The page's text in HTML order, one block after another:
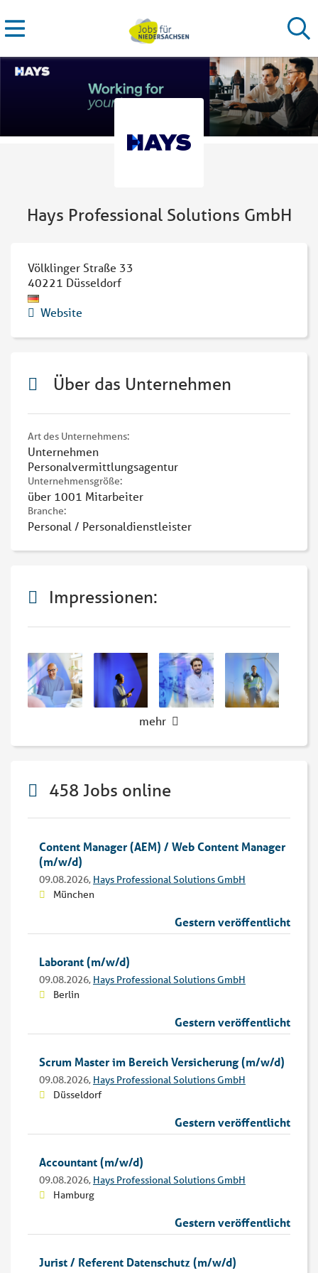
Hays Professional Solutions GmbH
Völklinger Straße 33
40221 Düsseldorf
Website
Über das Unternehmen
Art des Unternehmens:
Unternehmen
Personalvermittlungsagentur
Unternehmensgröße:
über 1001 Mitarbeiter
Branche:
Personal / Personaldienstleister
Impressionen:
mehr
458 Jobs online
Content Manager (AEM) / Web Content Manager
(m/w/d)
09.08.2026, Hays Professional Solutions GmbH
München
Gestern veröffentlicht
Laborant (m/w/d)
09.08.2026, Hays Professional Solutions GmbH
Berlin
Gestern veröffentlicht
Scrum Master im Bereich Versicherung (m/w/d)
09.08.2026, Hays Professional Solutions GmbH
Düsseldorf
Gestern veröffentlicht
Accountant (m/w/d)
09.08.2026, Hays Professional Solutions GmbH
Hamburg
Gestern veröffentlicht
Jurist / Referent Datenschutz (m/w/d)